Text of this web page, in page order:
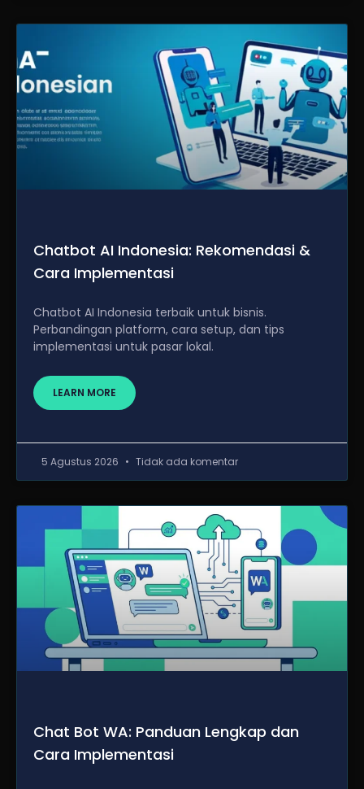
Chatbot AI Indonesia: Rekomendasi &
Cara Implementasi
Chatbot AI Indonesia terbaik untuk bisnis.
Perbandingan platform, cara setup, dan tips
implementasi untuk pasar lokal.
LEARN MORE
5 Agustus 2026 Tidak ada komentar
Chat Bot WA: Panduan Lengkap dan
Cara Implementasi